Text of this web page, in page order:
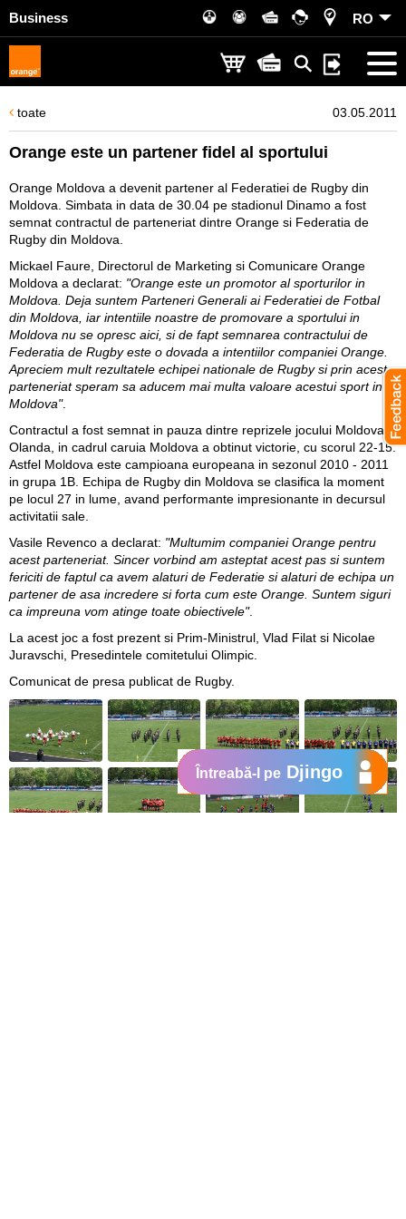
Business RO
toate 03.05.2011
Orange este un partener fidel al sportului
Orange Moldova a devenit partener al Federatiei de Rugby din
Moldova. Simbata in data de 30.04 pe stadionul Dinamo a fost
semnat contractul de parteneriat dintre Orange si Federatia de
Rugby din Moldova.
Mickael Faure, Directorul de Marketing si Comunicare Orange
Moldova a declarat: "Orange este un promotor al sporturilor in
Moldova. Deja suntem Parteneri Generali ai Federatiei de Fotbal
din Moldova, iar intentiile noastre de promovare a sportului in
Moldova nu se opresc aici, si de fapt semnarea contractului de
Federatia de Rugby este o dovada a intentiilor companiei Orange.
Apreciem mult rezultatele echipei nationale de Rugby si prin acest
parteneriat speram sa aducem mai multa valoare acestui sport in
Moldova".
Contractul a fost semnat in pauza dintre reprizele jocului Moldova -
Olanda, in cadrul caruia Moldova a obtinut victorie, cu scorul 22-15.
Astfel Moldova este campioana europeana in sezonul 2010 - 2011
in grupa 1B. Echipa de Rugby din Moldova se clasifica la moment
pe locul 27 in lume, avand performante impresionante in decursul
activitatii sale.
Vasile Revenco a declarat: "Multumim companiei Orange pentru
acest parteneriat. Sincer vorbind am asteptat acest pas si suntem
fericiti de faptul ca avem alaturi de Federatie si alaturi de echipa un
partener de asa incredere si forta cum este Orange. Suntem siguri
ca impreuna vom atinge toate obiectivele".
La acest joc a fost prezent si Prim-Ministrul, Vlad Filat si Nicolae
Juravschi, Presedintele comitetului Olimpic.
Comunicat de presa publicat de Rugby.
Întreabă-l pe Djingo